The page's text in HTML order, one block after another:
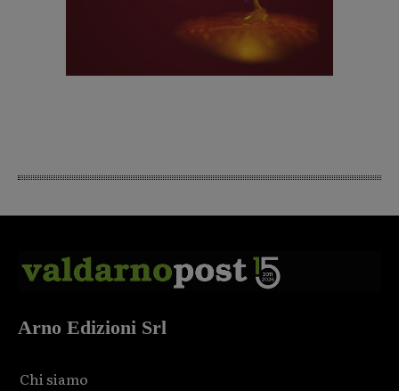
Arno Edizioni Srl
Chi siamo